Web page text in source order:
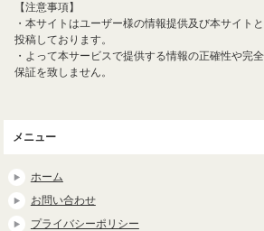
【注意事項】
・本サイトはユーザー様の情報提供及び本サイト
投稿しております。
・よって本サービスで提供する情報の正確性や完
保証を致しません。
メニュー
ホーム
お問い合わせ
プライバシーポリシー